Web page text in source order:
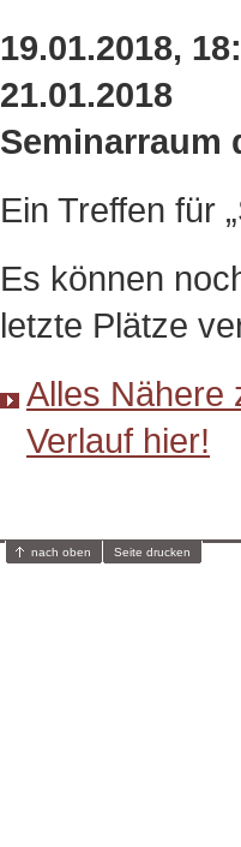
19.01.2018,
21.01.2018
Seminarraum
Ein Treffen für
Es können
letzte Plätze
Alles Nähere
Verlauf hier!
nach oben Seite drucken